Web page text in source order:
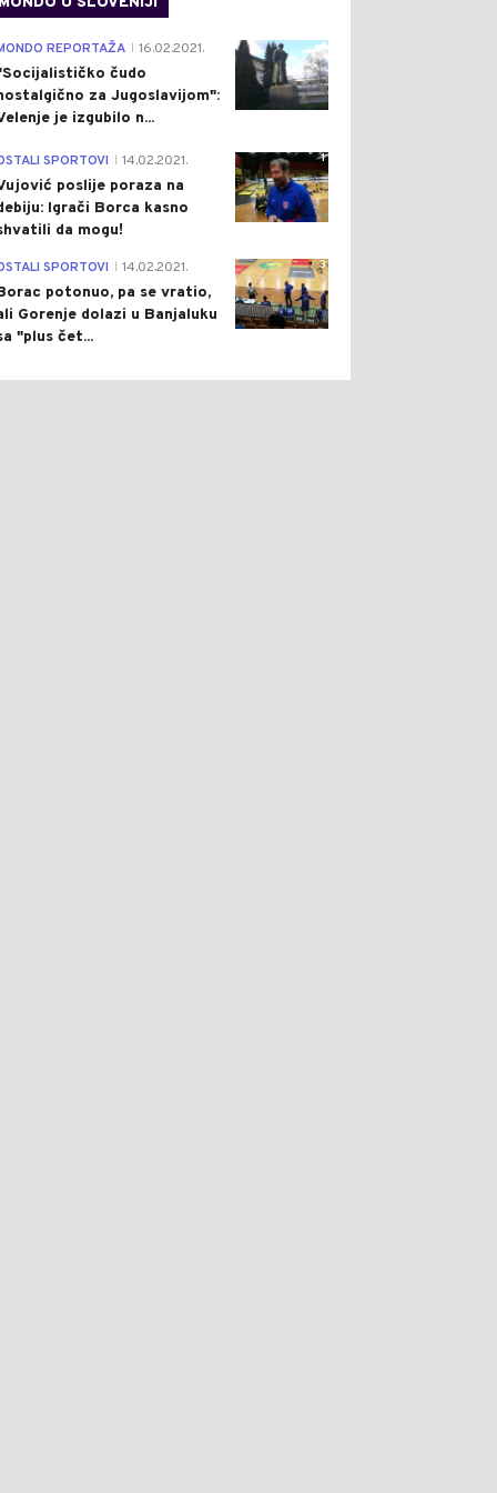
4
REPORTAŽA 16.02.2021.
čudo
za Jugoslavijom":
je izgubilo n...
1
SPORTOVI 14.02.2021.
poslije poraza na
Igrači Borca kasno
da mogu!
3
SPORTOVI 14.02.2021.
potonuo, pa se vratio,
Gorenje dolazi u Banjaluku
"plus čet...